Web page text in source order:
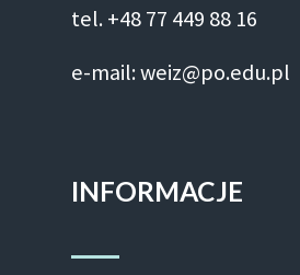
tel. +48 77 449 88 16
e-mail: weiz@po.edu.pl
INFORMACJE